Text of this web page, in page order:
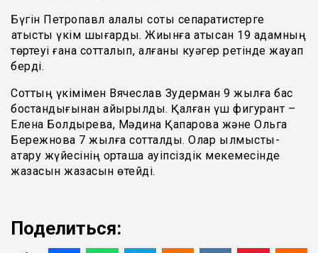
Бүгін Петропавл қалалық соты сепаратистерге
қатысты үкім шығарды. Жиынға қатысқан 19 адамның
төртеуі ғана сотталып, қалғаны куәгер ретінде жауап
берді.
Соттың үкімімен Вячеслав Зудерман 9 жылға бас
бостандығынан айырылды. Қалған үш фигурант –
Елена Болдырева, Мәдина Қапарова және Ольга
Бережнова 7 жылға сотталды. Олар қылмыстық-
атқару жүйесінің орташа қауіпсіздік мекемесінде
жазасын жазасын өтейді.
Поделиться: